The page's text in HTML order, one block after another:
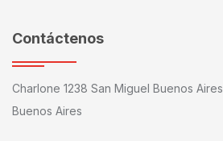
Contáctenos
Charlone 1238 San Miguel Buenos
Buenos Aires